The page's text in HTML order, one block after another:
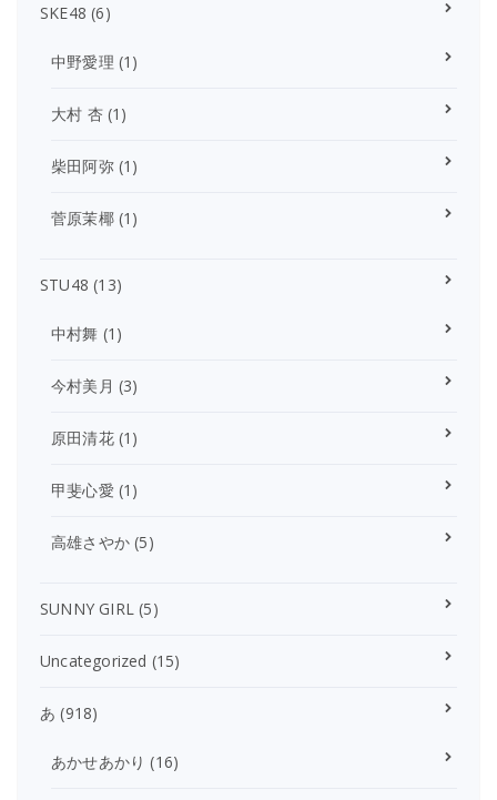
SKE48 (6)
中野愛理 (1)
大村 杏(1)
柴田阿弥(1)
菅原茉椰(1)
STU48 (13)
中村舞 (1)
今村美月 (3)
原田清花(1)
甲斐心愛 (1)
高雄さやか (5)
SUNNY GIRL (5)
Uncategorized (15)
あ (918)
あかせあかり (16)